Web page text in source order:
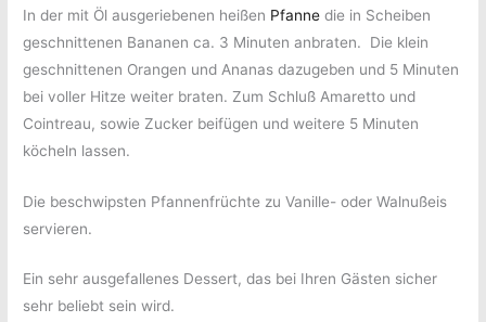
In der mit Öl ausgeriebenen heißen Pfanne die in Scheiben
geschnittenen Bananen ca. 3 Minuten anbraten.
Die klein
geschnittenen Orangen und Ananas dazugeben und 5 Minuten
bei voller Hitze weiter braten. Zum Schluß Amaretto und
Cointreau, sowie Zucker beifügen und weitere 5 Minuten
köcheln lassen.
Die beschwipsten Pfannenfrüchte zu Vanille- oder Walnußeis
servieren.
Ein sehr ausgefallenes Dessert, das bei Ihren Gästen sicher
sehr beliebt sein wird.